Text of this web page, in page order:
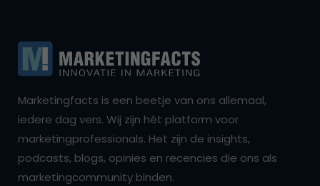
Marketingfacts is een beetje van ons allemaal,
iedere dag vers. Wij zijn hét platform voor
marketingprofessionals. Het zijn de insights,
podcasts, blogs, opinies en recencies die ons als
marketingcommunity binden.